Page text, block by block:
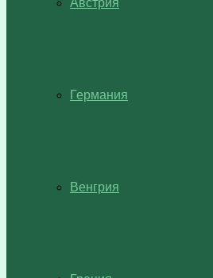
Австрия
Германия
Венгрия